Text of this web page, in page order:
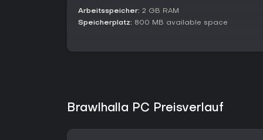
Arbeitsspeicher: 2 GB RAM
Speicherplatz: 800 MB available space
Brawlhalla PC Preisverlauf